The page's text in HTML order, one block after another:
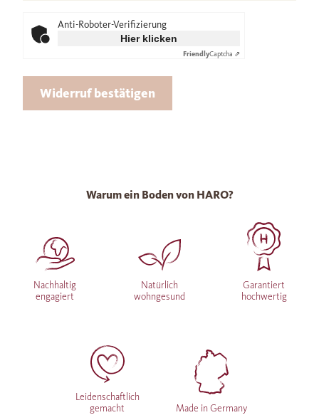
Anti-Roboter-Verifizierung
Hier klicken
FriendlyCaptcha ⇗
Widerruf bestätigen
Warum ein Boden von HARO?
Nachhaltig
engagiert
Natürlich
wohngesund
Garantiert
hochwertig
Leidenschaftlich
gemacht
Made in Germany